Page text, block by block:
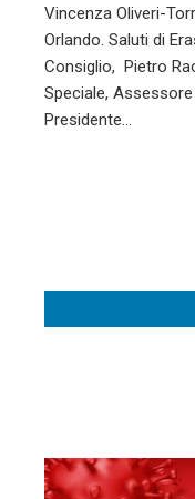
Vincenza Oliveri-
Orlando. Saluti di
Consiglio, Pietro
Speciale,
Presidente…